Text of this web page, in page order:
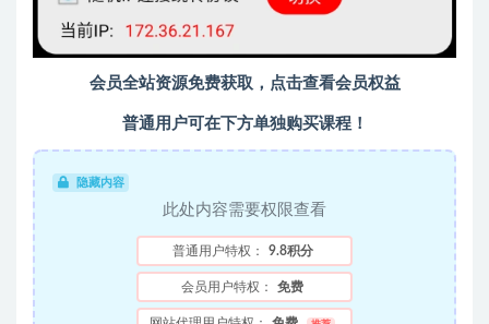
会员全站资源免费获取，点击查看会员权益
普通用户可在下方单独购买课程！
隐藏内容
此处内容需要权限查看
普通用户特权： 9.8积分
会员用户特权： 免费